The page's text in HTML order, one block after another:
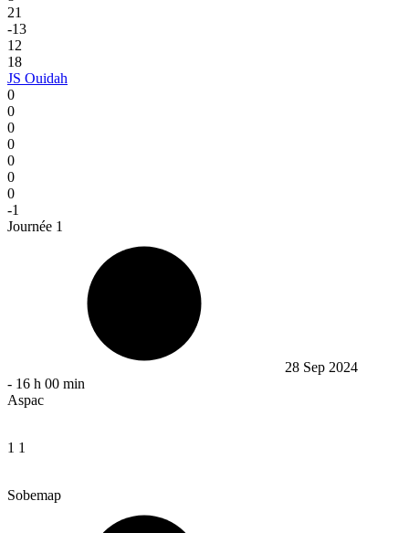
21
-13
12
18
JS Ouidah
0
0
0
0
0
0
0
-1
Journée 1
28 Sep 2024
- 16 h 00 min
Aspac
1 1
Sobemap